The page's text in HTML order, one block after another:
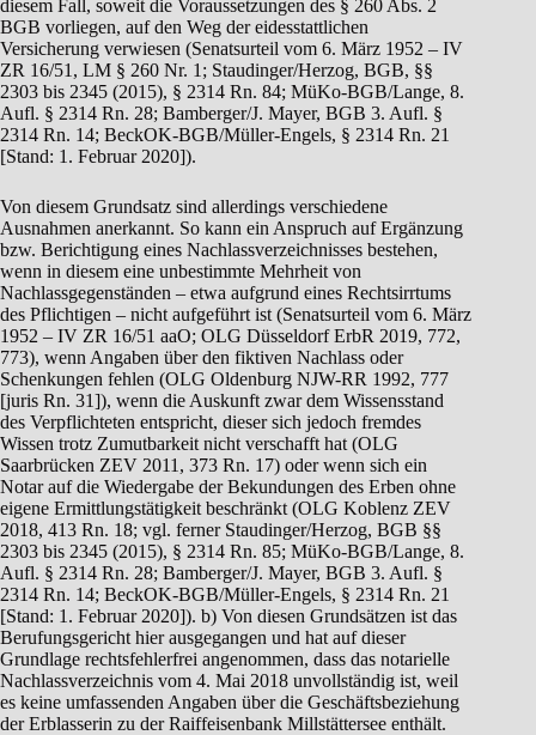
diesem Fall, soweit die Voraussetzungen des § 260 Abs. 2
BGB vorliegen, auf den Weg der eidesstattlichen
Versicherung verwiesen (Senatsurteil vom 6. März 1952 – IV
ZR 16/51, LM § 260 Nr. 1; Staudinger/Herzog, BGB, §§
2303 bis 2345 (2015), § 2314 Rn. 84; MüKo-BGB/Lange, 8.
Aufl. § 2314 Rn. 28; Bamberger/J. Mayer, BGB 3. Aufl. §
2314 Rn. 14; BeckOK-BGB/Müller-Engels, § 2314 Rn. 21
[Stand: 1. Februar 2020]).
Von diesem Grundsatz sind allerdings verschiedene
Ausnahmen anerkannt. So kann ein Anspruch auf Ergänzung
bzw. Berichtigung eines Nachlassverzeichnisses bestehen,
wenn in diesem eine unbestimmte Mehrheit von
Nachlassgegenständen – etwa aufgrund eines Rechtsirrtums
des Pflichtigen – nicht aufgeführt ist (Senatsurteil vom 6. März
1952 – IV ZR 16/51 aaO; OLG Düsseldorf ErbR 2019, 772,
773), wenn Angaben über den fiktiven Nachlass oder
Schenkungen fehlen (OLG Oldenburg NJW-RR 1992, 777
[juris Rn. 31]), wenn die Auskunft zwar dem Wissensstand
des Verpflichteten entspricht, dieser sich jedoch fremdes
Wissen trotz Zumutbarkeit nicht verschafft hat (OLG
Saarbrücken ZEV 2011, 373 Rn. 17) oder wenn sich ein
Notar auf die Wiedergabe der Bekundungen des Erben ohne
eigene Ermittlungstätigkeit beschränkt (OLG Koblenz ZEV
2018, 413 Rn. 18; vgl. ferner Staudinger/Herzog, BGB §§
2303 bis 2345 (2015), § 2314 Rn. 85; MüKo-BGB/Lange, 8.
Aufl. § 2314 Rn. 28; Bamberger/J. Mayer, BGB 3. Aufl. §
2314 Rn. 14; BeckOK-BGB/Müller-Engels, § 2314 Rn. 21
[Stand: 1. Februar 2020]). b) Von diesen Grundsätzen ist das
Berufungsgericht hier ausgegangen und hat auf dieser
Grundlage rechtsfehlerfrei angenommen, dass das notarielle
Nachlassverzeichnis vom 4. Mai 2018 unvollständig ist, weil
es keine umfassenden Angaben über die Geschäftsbeziehung
der Erblasserin zu der Raiffeisenbank Millstättersee enthält.